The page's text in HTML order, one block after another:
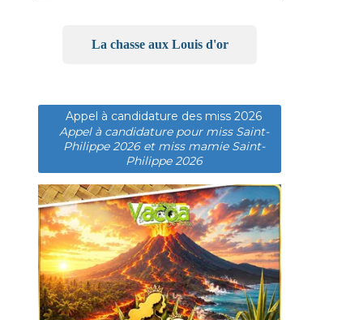
La chasse aux Louis d'or
Appel à candidature des miss 2026
Appel à candidature pour miss Saint-
Philippe 2026 et miss mamie Saint-
Philippe 2026